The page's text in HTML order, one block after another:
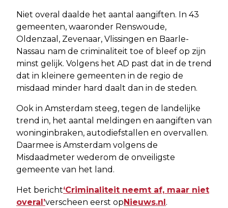
Niet overal daalde het aantal aangiften. In 43
gemeenten, waaronder Renswoude,
Oldenzaal, Zevenaar, Vlissingen en Baarle-
Nassau nam de criminaliteit toe of bleef op zijn
minst gelijk. Volgens het AD past dat in de trend
dat in kleinere gemeenten in de regio de
misdaad minder hard daalt dan in de steden.
Ook in Amsterdam steeg, tegen de landelijke
trend in, het aantal meldingen en aangiften van
woninginbraken, autodiefstallen en overvallen.
Daarmee is Amsterdam volgens de
Misdaadmeter wederom de onveiligste
gemeente van het land.
Het bericht‘Criminaliteit neemt af, maar niet
overal’verscheen eerst op Nieuws.nl .